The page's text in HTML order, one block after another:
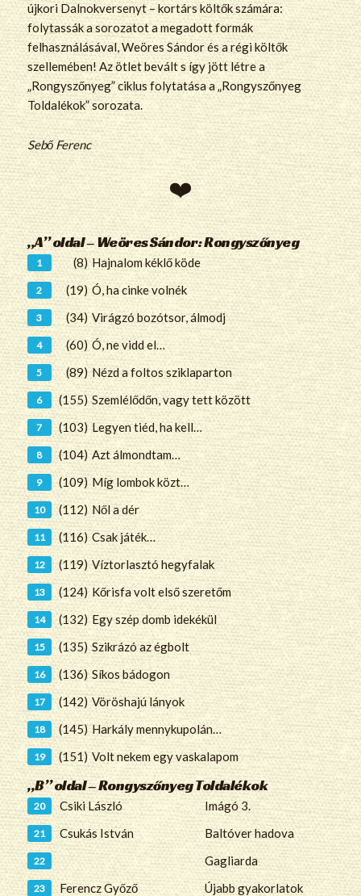
újkori Dalnokversenyt – kortárs költők számára:
folytassák a sorozatot a megadott formák
felhasználásával, Weöres Sándor és a régi költők
szellemében! Az ötlet bevált s így jött létre a
„Rongyszőnyeg” ciklus folytatása a „Rongyszőnyeg
Toldalékok” sorozata.
Sebő Ferenc
„A” oldal – Weöres Sándor: Rongyszőnyeg
(8) Hajnalom kéklő köde
(19) Ó, ha cinke volnék
(34) Virágzó bozótsor, álmodj
(60) Ó, ne vidd el…
(89) Nézd a foltos sziklaparton
(155) Szemlélődőn, vagy tett között
(103) Legyen tiéd, ha kell…
(104) Azt álmondtam…
(109) Míg lombok közt…
(112) Nől a dér
(116) Csak játék…
(119) Víztorlasztó hegyfalak
(124) Kőrisfa volt első szeretőm
(132) Egy szép domb idekékül
(135) Szikrázó az égbolt
(136) Síkos bádogon
(142) Vöröshajú lányok
(145) Harkály mennykupolán…
(151) Volt nekem egy vaskalapom
„B” oldal – Rongyszőnyeg Toldalékok
Csiki László
Imágó 3.
Csukás István
Baltóver hadova
Gagliarda
Ferencz Győző
Újabb gyakorlatok